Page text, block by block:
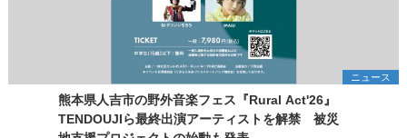
ニュース
熊本県人吉市の野外音楽フェス『Rural Act'26』
TENDOUJIら最終出演アーティストを解禁 被災